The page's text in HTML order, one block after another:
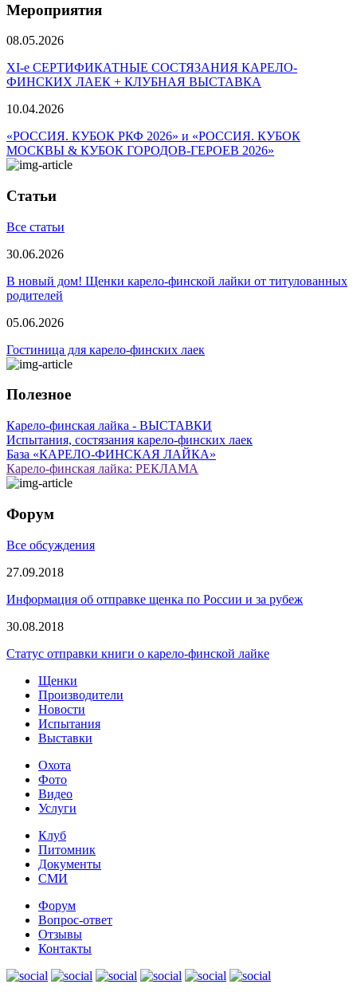
Мероприятия
08.05.2026
ХI-е СЕРТИФИКАТНЫЕ СОСТЯЗАНИЯ КАРЕЛО-
ФИНСКИХ ЛАЕК + КЛУБНАЯ ВЫСТАВКА
10.04.2026
«РОССИЯ. КУБОК РКФ 2026» и «РОССИЯ. КУБОК
МОСКВЫ & КУБОК ГОРОДОВ-ГЕРОЕВ 2026»
Статьи
Все статьи
30.06.2026
В новый дом! Щенки карело-финской лайки от титулованных
родителей
05.06.2026
Гостиница для карело-финских лаек
Полезное
Карело-финская лайка - ВЫСТАВКИ
Испытания, состязания карело-финских лаек
База «КАРЕЛО-ФИНСКАЯ ЛАЙКА»
Карело-финская лайка: РЕКЛАМА
Форум
Все обсуждения
27.09.2018
Информация об отправке щенка по России и за рубеж
30.08.2018
Статус отправки книги о карело-финской лайке
Щенки
Производители
Новости
Испытания
Выставки
Охота
Фото
Видео
Услуги
Клуб
Питомник
Документы
СМИ
Форум
Вопрос-ответ
Отзывы
Контакты